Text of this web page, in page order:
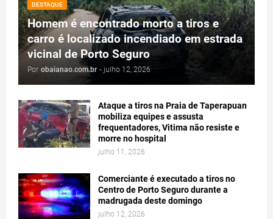
DESTAQUE
Homem é encontrado morto a tiros e
carro é localizado incendiado em estrada
vicinal de Porto Seguro
Por obaianao.com.br - julho 12, 2026
Ataque a tiros na Praia de Taperapuan
mobiliza equipes e assusta
frequentadores, Vitima não resiste e
morre no hospital
julho 11, 2026
Comerciante é executado a tiros no
Centro de Porto Seguro durante a
madrugada deste domingo
julho 12, 2026